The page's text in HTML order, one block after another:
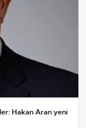
Hakan Aran yeni